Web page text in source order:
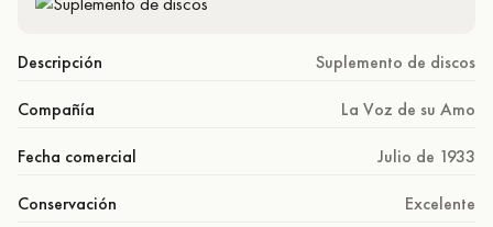
Descripción Suplemento de discos
Compañía La Voz de su Amo
Fecha comercial Julio de 1933
Conservación Excelente